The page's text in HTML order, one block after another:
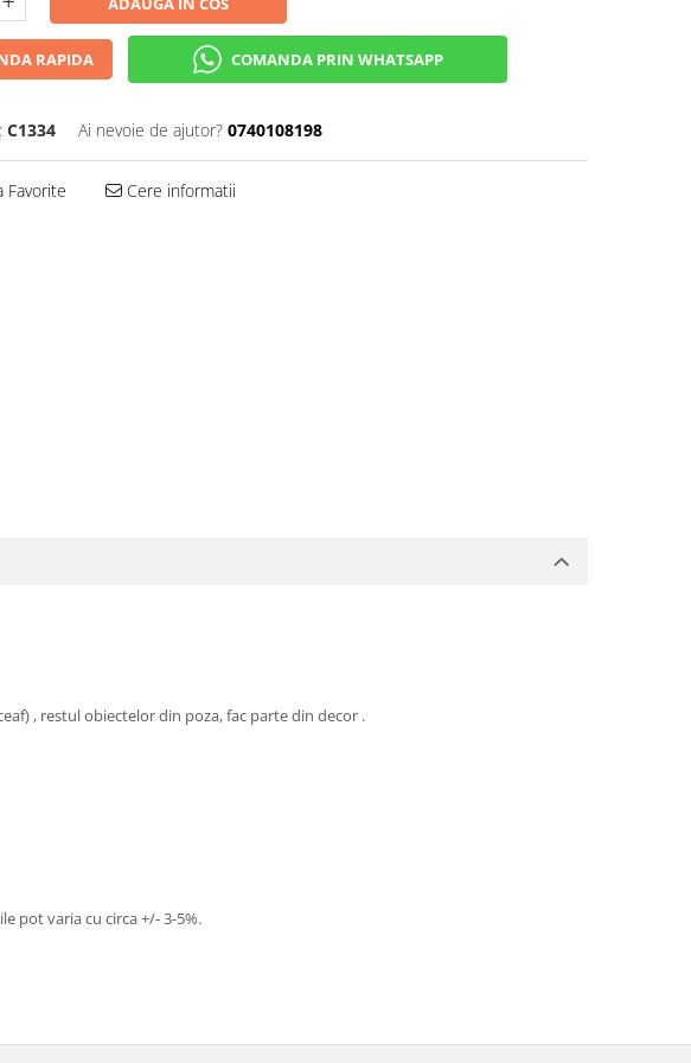
RAPIDA COMANDA PRIN WHATSAPP
C1334 Ai nevoie de ajutor? 0740108198
Favorite Cere informatii
, restul obiectelor din poza, fac parte din decor .
pot varia cu circa +/- 3-5%.